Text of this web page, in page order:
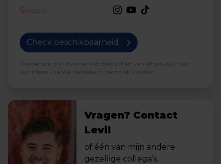
Socials
Check beschikbaarheid
Genoemde prijs is onder voorbehoud en kan afhankelijk van
soort feest / aantal bezoekers / techniek variëren.
Vragen? Contact
Levi!
of één van mijn andere
gezellige collega’s.